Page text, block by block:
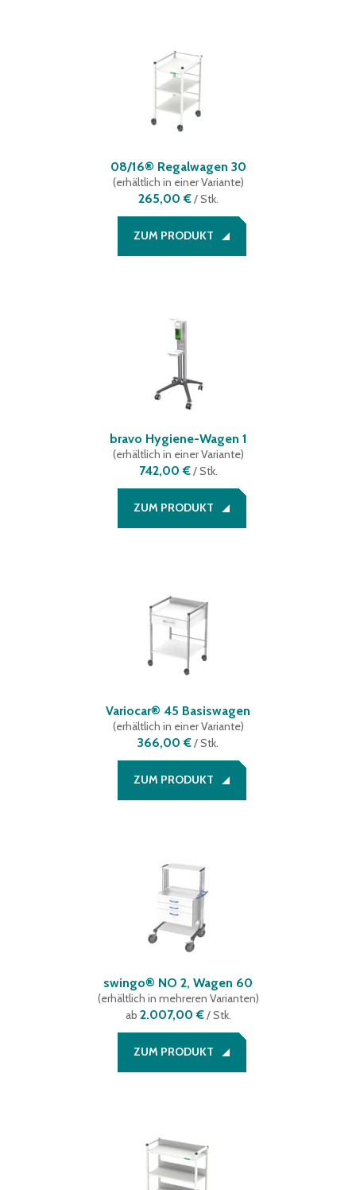
08/16® Regalwagen 30
(erhältlich in einer Variante)
265,00 €/Stk.
ZUM PRODUKT
bravo Hygiene-Wagen 1
(erhältlich in einer Variante)
742,00 €/Stk.
ZUM PRODUKT
Variocar® 45 Basiswagen
(erhältlich in einer Variante)
366,00 €/Stk.
ZUM PRODUKT
swingo® NO 2, Wagen 60
(erhältlich in mehreren Varianten)
ab 2.007,00 €/ Stk.
ZUM PRODUKT